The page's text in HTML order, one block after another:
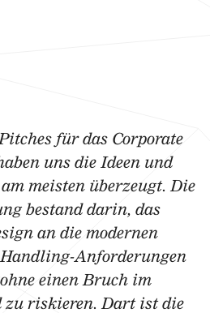
für das Corporate
uns die Ideen und
meisten überzeugt. Die
bestand darin, das
an die modernen
Anforderungen
einen Bruch im
zu riskieren. Dart ist die